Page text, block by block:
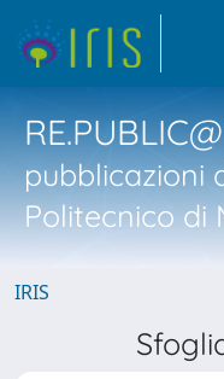
pubblicazioni
Politecnico di
IRIS